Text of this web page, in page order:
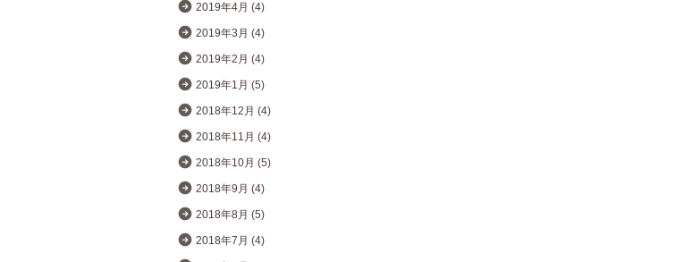
2019年4月 (4)
2019年3月 (4)
2019年2月 (4)
2019年1月 (5)
2018年12月 (4)
2018年11月 (4)
2018年10月 (5)
2018年9月 (4)
2018年8月 (5)
2018年7月 (4)